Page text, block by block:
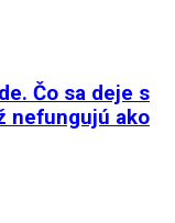
Čo sa deje s
nefungujú ako